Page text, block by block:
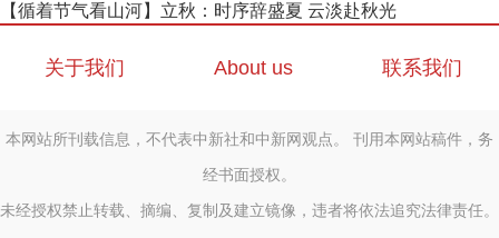
【循着节气看山河】立秋：时序辞盛夏 云淡赴秋光
关于我们 About us 联系我们
本网站所刊载信息，不代表中新社和中新网观点。 刊用本网站稿件，务
经书面授权。
未经授权禁止转载、摘编、复制及建立镜像，违者将依法追究法律责任。